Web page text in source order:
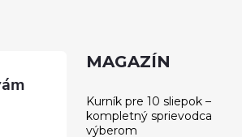
MAGAZÍN
Kurník pre 10 sliepok –
kompletný sprievodca
výberom